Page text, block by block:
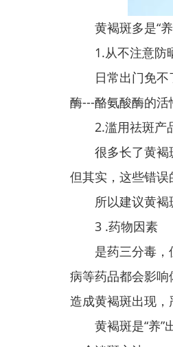
黄褐斑多是“养
1.从不注意防
日常出门免不了
酶---酪氨酸酶的活
2.滥用祛斑产
很多长了黄褐斑
但其实，这些错误
所以建议黄褐
3 .药物因素
是药三分毒，但
病等药品都会影
造成黄褐斑出现，
黄褐斑是“养”出